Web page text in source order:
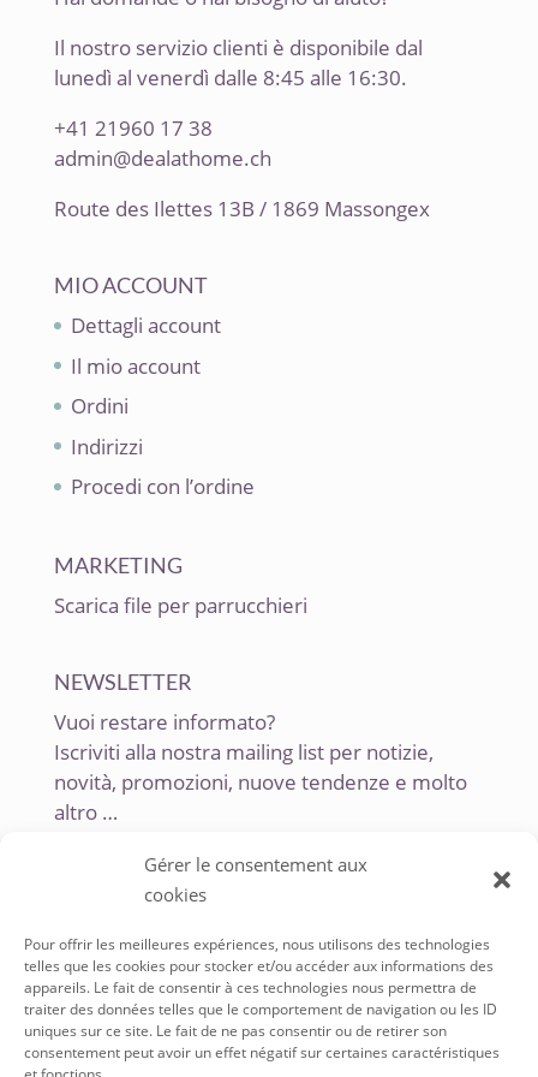
Gérer le consentement aux
cookies
Pour offrir les meilleures expériences, nous utilisons des technologies
telles que les cookies pour stocker et/ou accéder aux informations des
appareils. Le fait de consentir à ces technologies nous permettra de
traiter des données telles que le comportement de navigation ou les ID
uniques sur ce site. Le fait de ne pas consentir ou de retirer son
consentement peut avoir un effet négatif sur certaines caractéristiques
Il nostro servizio clienti è disponibile dal
lunedì al venerdì dalle 8:45 alle 16:30.
+41 21960 17 38
admin@dealathome.ch
Route des Ilettes 13B / 1869 Massongex
MIO ACCOUNT
Dettagli account
Il mio account
Ordini
Indirizzi
Procedi con l’ordine
MARKETING
Scarica file per parrucchieri
NEWSLETTER
Vuoi restare informato?
Iscriviti alla nostra mailing list per notizie,
novità, promozioni, nuove tendenze e molto
altro …
SERVICE À LA CLIENTÈLE